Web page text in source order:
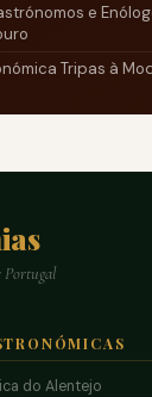
e
Tripas à
Portugal
do Alentejo